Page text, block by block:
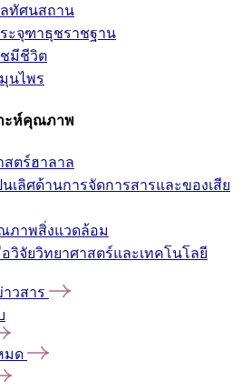
ทัศนสถาน
จุฑาธุชราชฐาน
มีชีวิต
นไพร
ะห์คุณภาพ
ตร์ฮาลาล
เลิศด้านการจัดการสารและของเสีย
ภาพสิ่งแวดล้อม
วิจัยวิทยาศาสตร์และเทคโนโลยี
วสาร
มด